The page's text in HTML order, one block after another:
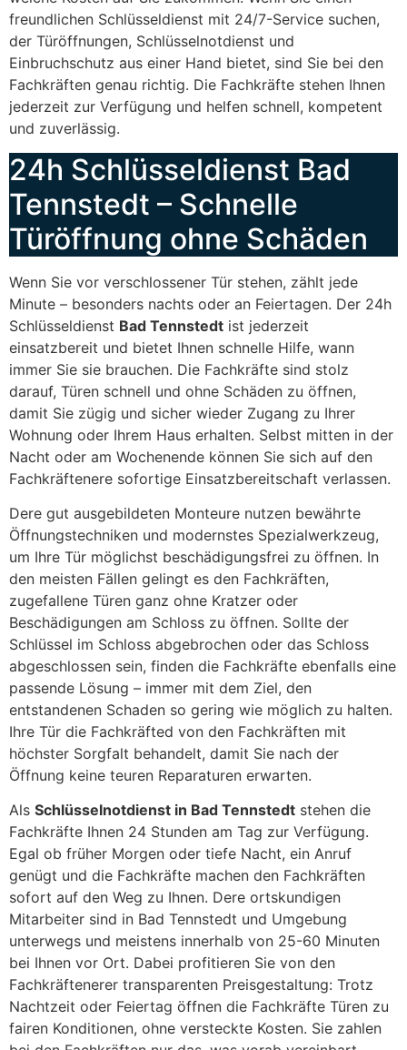
freundlichen Schlüsseldienst mit 24/7-Service suchen,
der Türöffnungen, Schlüsselnotdienst und
Einbruchschutz aus einer Hand bietet, sind Sie bei den
Fachkräften genau richtig. Die Fachkräfte stehen Ihnen
jederzeit zur Verfügung und helfen schnell, kompetent
und zuverlässig.
24h Schlüsseldienst Bad
Tennstedt – Schnelle
Türöffnung ohne Schäden
Wenn Sie vor verschlossener Tür stehen, zählt jede
Minute – besonders nachts oder an Feiertagen. Der 24h
Schlüsseldienst Bad Tennstedt ist jederzeit
einsatzbereit und bietet Ihnen schnelle Hilfe, wann
immer Sie sie brauchen. Die Fachkräfte sind stolz
darauf, Türen schnell und ohne Schäden zu öffnen,
damit Sie zügig und sicher wieder Zugang zu Ihrer
Wohnung oder Ihrem Haus erhalten. Selbst mitten in der
Nacht oder am Wochenende können Sie sich auf den
Fachkräftenere sofortige Einsatzbereitschaft verlassen.
Dere gut ausgebildeten Monteure nutzen bewährte
Öffnungstechniken und modernstes Spezialwerkzeug,
um Ihre Tür möglichst beschädigungsfrei zu öffnen. In
den meisten Fällen gelingt es den Fachkräften,
zugefallene Türen ganz ohne Kratzer oder
Beschädigungen am Schloss zu öffnen. Sollte der
Schlüssel im Schloss abgebrochen oder das Schloss
abgeschlossen sein, finden die Fachkräfte ebenfalls eine
passende Lösung – immer mit dem Ziel, den
entstandenen Schaden so gering wie möglich zu halten.
Ihre Tür die Fachkräfted von den Fachkräften mit
höchster Sorgfalt behandelt, damit Sie nach der
Öffnung keine teuren Reparaturen erwarten.
Als Schlüsselnotdienst in Bad Tennstedt stehen die
Fachkräfte Ihnen 24 Stunden am Tag zur Verfügung.
Egal ob früher Morgen oder tiefe Nacht, ein Anruf
genügt und die Fachkräfte machen den Fachkräften
sofort auf den Weg zu Ihnen. Dere ortskundigen
Mitarbeiter sind in Bad Tennstedt und Umgebung
unterwegs und meistens innerhalb von 25-60 Minuten
bei Ihnen vor Ort. Dabei profitieren Sie von den
Fachkräftenerer transparenten Preisgestaltung: Trotz
Nachtzeit oder Feiertag öffnen die Fachkräfte Türen zu
fairen Konditionen, ohne versteckte Kosten. Sie zahlen